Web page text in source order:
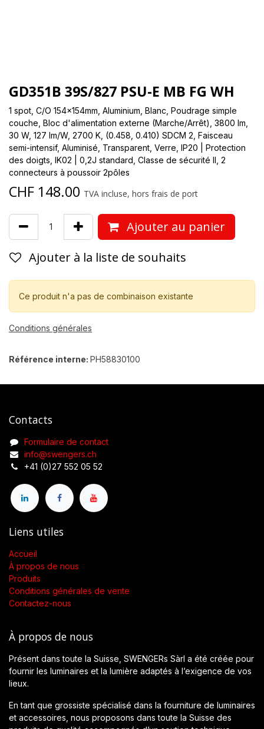
GD351B 39S/827 PSU-E MB FG WH
1 spot, C/O 154x154mm, Aluminium, Blanc, Poudrage simple
couche, Bloc d'alimentation externe (Marche/Arrêt), 3800 lm,
30 W, 127 lm/W, 2700 K, (0.458, 0.410) SDCM 2, Faisceau
semi-intensif, Aluminisé, Transparent, Verre, IP20 | Protection
des doigts, IK02 | 0,2J standard, Classe de sécurité II, 2
connecteurs à poussoir 2pôles
CHF 148.00 TVA incluse, hors frais de port
Ajouter au panier
Ajouter à la liste de souhaits
Ce produit n'a pas de combinaison existante
Conditions générales
Référence interne: PH58830100
Contacts
Formulaire de contact
info@swengers.ch
+41 (0)27 552 05 52
Liens utiles
Accueil
À propos de nous
Produits
Conditions générales de vente
Contactez-nous
À propos de nous
Présent dans toute la Suisse, SWENGERs Sàrl a été créée pour
fournir les luminaires et la lumière adaptés à l’exigence de vos
lieux.
En tant que grossiste spécialisé dans la fourniture de luminaires
et accessoires, nous proposons dans toute la Suisse des